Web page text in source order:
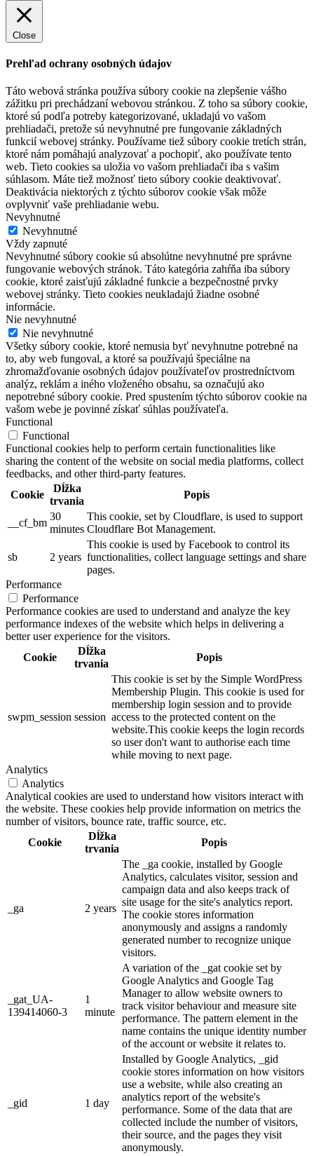
Close
Prehľad ochrany osobných údajov
Táto webová stránka používa súbory cookie na zlepšenie vášho
zážitku pri prechádzaní webovou stránkou. Z toho sa súbory cookie,
ktoré sú podľa potreby kategorizované, ukladajú vo vašom
prehliadači, pretože sú nevyhnutné pre fungovanie základných
funkcií webovej stránky. Používame tiež súbory cookie tretích strán,
ktoré nám pomáhajú analyzovať a pochopiť, ako používate tento
web. Tieto cookies sa uložia vo vašom prehliadači iba s vašim
súhlasom. Máte tiež možnosť tieto súbory cookie deaktivovať.
Deaktivácia niektorých z týchto súborov cookie však môže
ovplyvniť vaše prehliadanie webu.
Nevyhnutné
Nevyhnutné
Vždy zapnuté
Nevyhnutné súbory cookie sú absolútne nevyhnutné pre správne
fungovanie webových stránok. Táto kategória zahŕňa iba súbory
cookie, ktoré zaisťujú základné funkcie a bezpečnostné prvky
webovej stránky. Tieto cookies neukladajú žiadne osobné
informácie.
Nie nevyhnutné
Nie nevyhnutné
Všetky súbory cookie, ktoré nemusia byť nevyhnutne potrebné na
to, aby web fungoval, a ktoré sa používajú špeciálne na
zhromažďovanie osobných údajov používateľov prostredníctvom
analýz, reklám a iného vloženého obsahu, sa označujú ako
nepotrebné súbory cookie. Pred spustením týchto súborov cookie na
vašom webe je povinné získať súhlas používateľa.
Functional
Functional
Functional cookies help to perform certain functionalities like
sharing the content of the website on social media platforms, collect
feedbacks, and other third-party features.
Cookie
Dĺžka
trvania
Popis
__cf_bm
30
minutes
This cookie, set by Cloudflare, is used to support
Cloudflare Bot Management.
sb 2 years
This cookie is used by Facebook to control its
functionalities, collect language settings and share
pages.
Performance
Performance
Performance cookies are used to understand and analyze the key
performance indexes of the website which helps in delivering a
better user experience for the visitors.
Cookie
Dĺžka
trvania
Popis
swpm_session session
This cookie is set by the Simple WordPress
Membership Plugin. This cookie is used for
membership login session and to provide
access to the protected content on the
website.This cookie keeps the login records
so user don't want to authorise each time
while moving to next page.
Analytics
Analytics
Analytical cookies are used to understand how visitors interact with
the website. These cookies help provide information on metrics the
number of visitors, bounce rate, traffic source, etc.
Cookie
Dĺžka
trvania
Popis
_ga 2 years
The _ga cookie, installed by Google
Analytics, calculates visitor, session and
campaign data and also keeps track of
site usage for the site's analytics report.
The cookie stores information
anonymously and assigns a randomly
generated number to recognize unique
visitors.
_gat_UA-
139414060-3
1
minute
A variation of the _gat cookie set by
Google Analytics and Google Tag
Manager to allow website owners to
track visitor behaviour and measure site
performance. The pattern element in the
name contains the unique identity number
of the account or website it relates to.
_gid 1 day
Installed by Google Analytics, _gid
cookie stores information on how visitors
use a website, while also creating an
analytics report of the website's
performance. Some of the data that are
collected include the number of visitors,
their source, and the pages they visit
anonymously.